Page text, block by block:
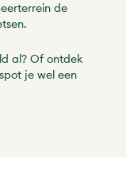
de
al? Of ontdek
je wel een